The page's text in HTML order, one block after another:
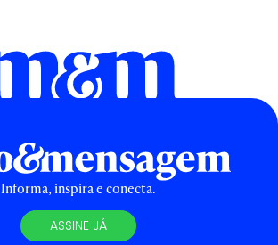
Informa, inspira e conecta.
ASSINE JÁ